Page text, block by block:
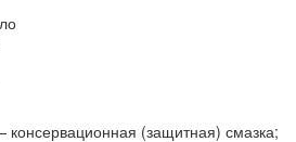
(защитная) смазка;